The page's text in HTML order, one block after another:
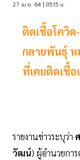
27 เม.ย. 64 | 05:15 น.
ติดเชื้อโควิ
กลายพันธุ์
ที่เคยติดเชื้
รายงานข่าวระบุว่า
วัฒน์) ผู้อำนวยกา